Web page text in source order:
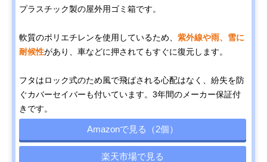
プラスチック製の屋外用ゴミ箱です。
軟質のポリエチレンを使用しているため、 紫外線や雨、雪に
耐候性があり、車などに押されてもすぐに復元します。
フタはロック式のため風で飛ばされる心配はなく、紛失を防
ぐカバーセイバーも付いています。3年間のメーカー保証付
きです。
Amazonで見る（2個）
楽天市場で見る